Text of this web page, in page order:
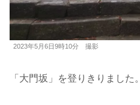
2023年5月6日9時10分 撮影
「大門坂」を登りきりました。